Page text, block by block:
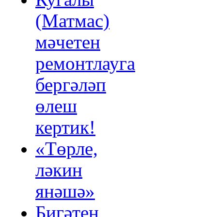
(Матмас)
мәчетен
ремонтлауга
бергәләп
өлеш
кертик!
«Төрле,
ләкин
янәшә»
Бигәтен